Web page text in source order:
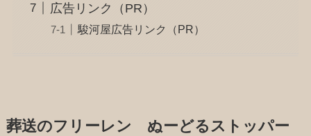
広告リンク（PR）
駿河屋広告リンク（PR）
葬送のフリーレン ぬーどるストッパー